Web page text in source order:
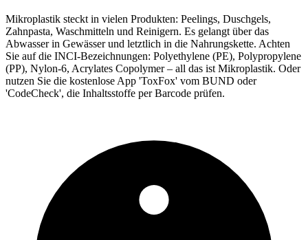
Mikroplastik steckt in vielen Produkten: Peelings, Duschgels,
Zahnpasta, Waschmitteln und Reinigern. Es gelangt über das
Abwasser in Gewässer und letztlich in die Nahrungskette. Achten
Sie auf die INCI-Bezeichnungen: Polyethylene (PE), Polypropylene
(PP), Nylon-6, Acrylates Copolymer – all das ist Mikroplastik. Oder
nutzen Sie die kostenlose App 'ToxFox' vom BUND oder
'CodeCheck', die Inhaltsstoffe per Barcode prüfen.